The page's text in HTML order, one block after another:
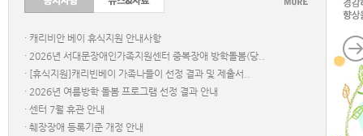
· 캐리비안 베이 휴식지원 안내사항
· 2026년 서대문장애인가족지원센터 중복장애 방학돌봄(당..
· [휴식지원]캐리빈베이 가족나들이 선정 결과 및 제출서..
· 2026년 여름방학 돌봄 프로그램 선정 결과 안내
· 센터 7월 휴관 안내
· 췌장장애 등록기준 개정 안내